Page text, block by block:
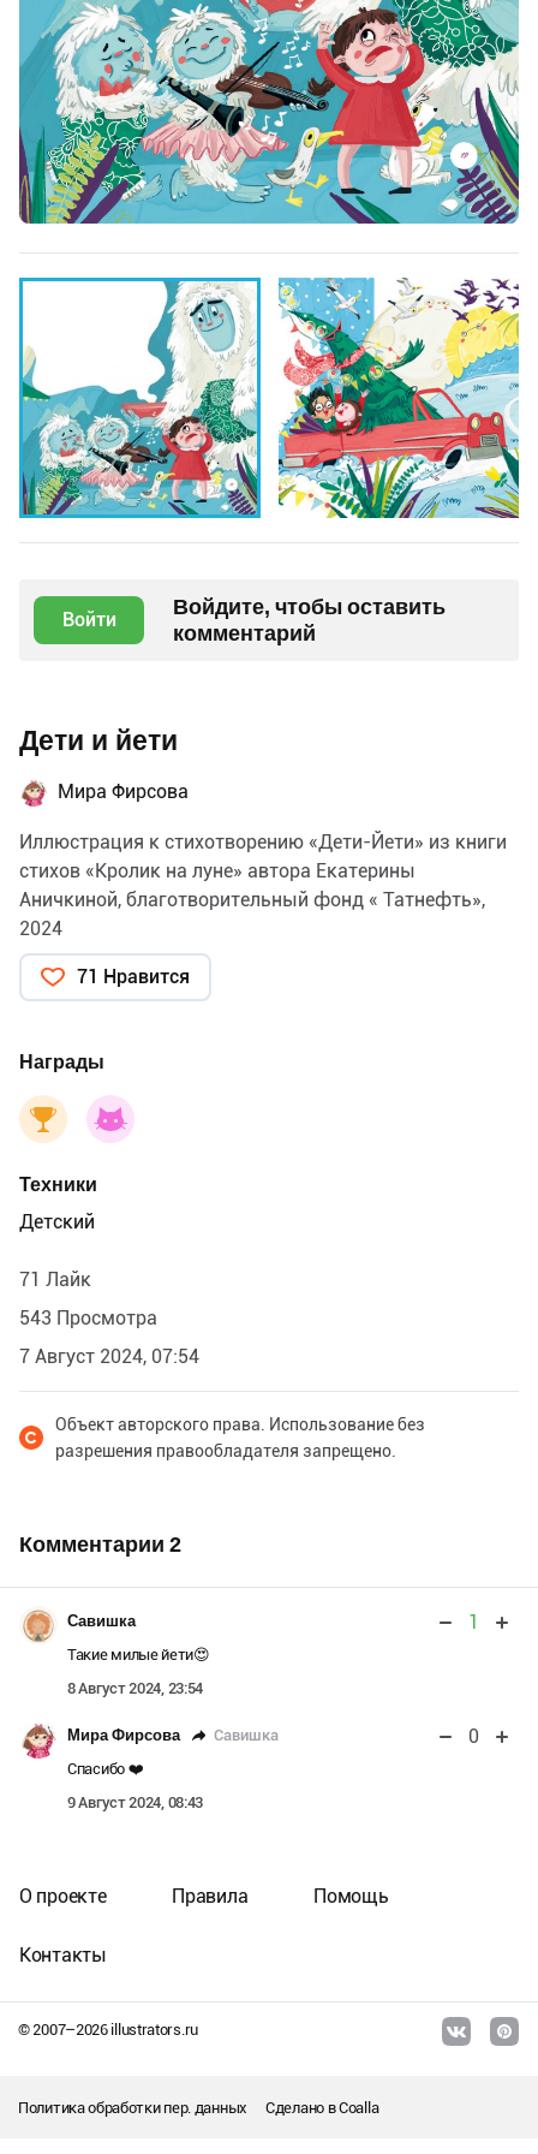
Войти
Войдите, чтобы оставить
комментарий
Дети и йети
Мира Фирсова
Иллюстрация к стихотворению «Дети-Йети» из книги
стихов «Кролик на луне» автора Екатерины
Аничкиной, благотворительный фонд « Татнефть»,
2024
71 Нравится
Награды
Техники
Детский
71 Лайк
543 Просмотра
7 Август 2024, 07:54
Объект авторского права. Использование без
разрешения правообладателя запрещено.
Комментарии 2
Савишка 1
Такие милые йети😍
8 Август 2024, 23:54
Мира Фирсова Савишка 0
Спасибо ❤️
9 Август 2024, 08:43
© 2007–2026illustrators.ru
О проекте Правила Помощь
Контакты
Политика обработки пер. данных Сделано вCoalla